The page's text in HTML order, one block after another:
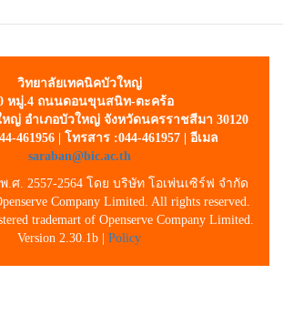
วิทยาลัยเทคนิคบัวใหญ่
หมู่.4 ถนนดอนขุนสนิท-ตะคร้อ
หญ่ อำเภอบัวใหญ่ จังหวัดนครราชสีมา 30120
461956 | โทรสาร :044-461957 | อีเมล
saraban@bic.ac.th
. 2557-2564 โดย บริษัท โอเพ่นเซิร์ฟ จำกัด
Company Limited. All rights reserved.
trademart of Openserve Company Limited.
Version 2.30.1b | Policy